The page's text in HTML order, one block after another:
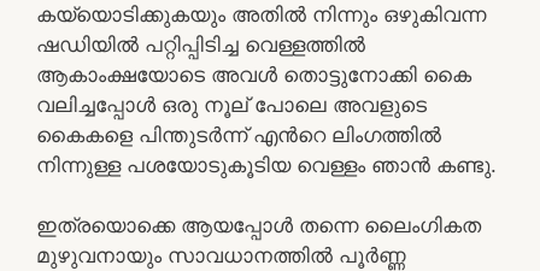
കയ്യൊടിക്കുകയും അതിൽ നിന്നും ഒഴുകിവന്ന
ഷഡിയിൽ പറ്റിപ്പിടിച്ച വെള്ളത്തിൽ
ആകാംക്ഷയോടെ അവൾ തൊട്ടുനോക്കി കൈ
വലിച്ചപ്പോൾ ഒരു നൂല് പോലെ അവളുടെ
കൈകളെ പിന്തുടർന്ന് എൻറെ ലിംഗത്തിൽ
നിന്നുള്ള പശയോടുകൂടിയ വെള്ളം ഞാൻ കണ്ടു.
ഇത്രയൊക്കെ ആയപ്പോൾ തന്നെ ലൈംഗികത
മുഴുവനായും സാവധാനത്തിൽ പൂർണ്ണ